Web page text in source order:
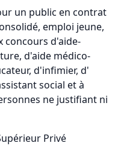
un public en contrat
emploi jeune,
concours d'aide-
d'aide médico-
d'infimier, d'
social et à
ne justifiant ni
Privé